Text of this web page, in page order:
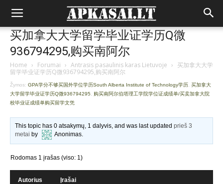
买加拿大大学留学毕业证学历Q微
936794295,购买南阿尔
Home › Forumai › Antrasis pasaulinis karas Lietuvoje › 买加拿大大学
留学毕业证学历Q微936794295,购买南阿尔
Žymos: GPA学分不够买国外学位学历South Alberta Institute of Technology学历 买加拿大
大学留学毕业证学历Q微936794295
购买南阿尔伯塔理工学院学位证成绩单/买卖加拿大院
校毕业证成绩单购买留学文凭
This topic has 0 atsakymų, 1 dalyvis, and was last updatedprieš 3
metai by Anonimas.
Rodomas 1 įrašas (viso: 1)
Autorius Įrašai